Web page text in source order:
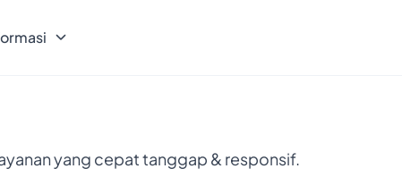
yang cepat tanggap & responsif.